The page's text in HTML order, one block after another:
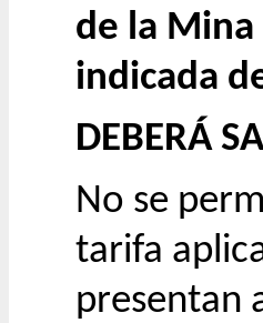
de la
indicada
​DEBERÁ
No se
tarifa
presentan